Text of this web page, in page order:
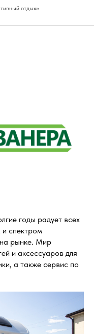
отдых»
годы радует всех
и спектром
на рынке. Мир
и аксессуаров для
а также сервис по